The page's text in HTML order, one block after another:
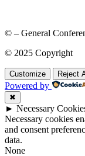
© – General
© 2025 Copyright
Customize Reject
Powered by
✖
► Necessary
Necessary cookies
and consent
data.
None